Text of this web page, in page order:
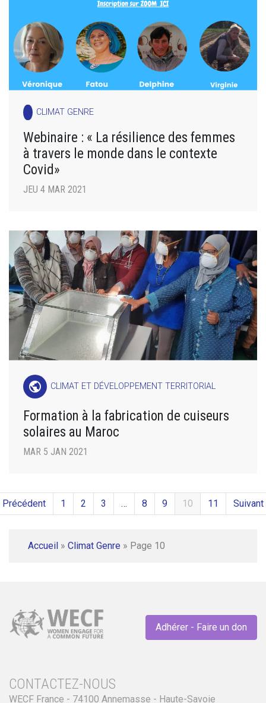
CLIMAT GENRE
Webinaire : « La résilience des femmes
à travers le monde dans le contexte
Covid»
JEU 4 MAR 2021
public CLIMAT ET DÉVELOPPEMENT TERRITORIAL
Formation à la fabrication de cuiseurs
solaires au Maroc
MAR 5 JAN 2021
Précédent 1 2 3 … 8 9 10 11 Suivant
Accueil » Climat Genre » Page 10
Adhérer - Faire un don
CONTACTEZ-NOUS
WECF France - 74100 Annemasse - Haute-Savoie